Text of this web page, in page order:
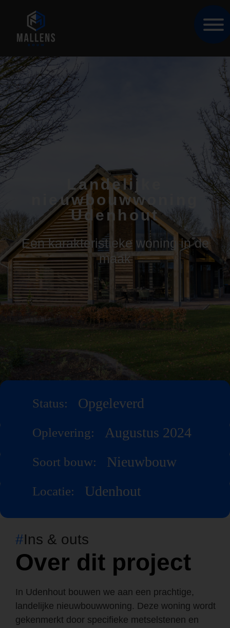
Landelijke
nieuwbouwwoning
Udenhout
Een karakteristieke woning in de
maak
Status: Opgeleverd
Oplevering: Augustus 2024
Soort bouw: Nieuwbouw
Locatie: Udenhout
#Ins & outs
Over dit project
In Udenhout bouwen we aan een prachtige,
landelijke nieuwbouwwoning. Deze woning wordt
gekenmerkt door specifieke metselstenen en